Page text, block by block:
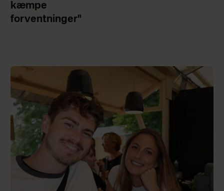
kæmpe
forventninger"